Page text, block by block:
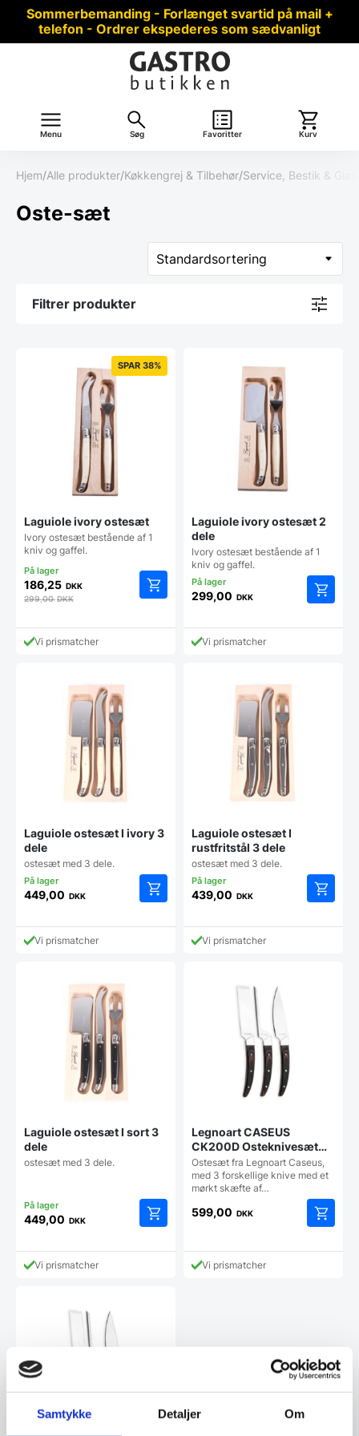
Samtykke Detaljer Om
Sommerbemanding - Forlænget svartid på mail +
telefon - Ordrer ekspederes som sædvanligt
Menu Søg Favoritter Kurv
Hjem/Alle produkter/Køkkengrej & Tilbehør/Service, Bestik & Glas
Oste-sæt
Filtrer produkter
SPAR 38%
Laguiole ivory ostesæt
Ivory ostesæt bestående af 1
kniv og gaffel.
186,25 DKK
299,00DKK
Vi prismatcher
Laguiole ivory ostesæt 2
dele
Ivory ostesæt bestående af 1
kniv og gaffel.
299,00 DKK
Vi prismatcher
Laguiole ostesæt I ivory 3
dele
ostesæt med 3 dele.
449,00 DKK
Vi prismatcher
Laguiole ostesæt I
rustfritstål 3 dele
ostesæt med 3 dele.
439,00 DKK
Vi prismatcher
Laguiole ostesæt I sort 3
dele
ostesæt med 3 dele.
449,00 DKK
Vi prismatcher
Legnoart CASEUS
CK200D Osteknivesæt
m/3 dele, mørkt træskaft
Ostesæt fra Legnoart Caseus,
med 3 forskellige knive med et
mørkt skæfte af…
599,00 DKK
Vi prismatcher